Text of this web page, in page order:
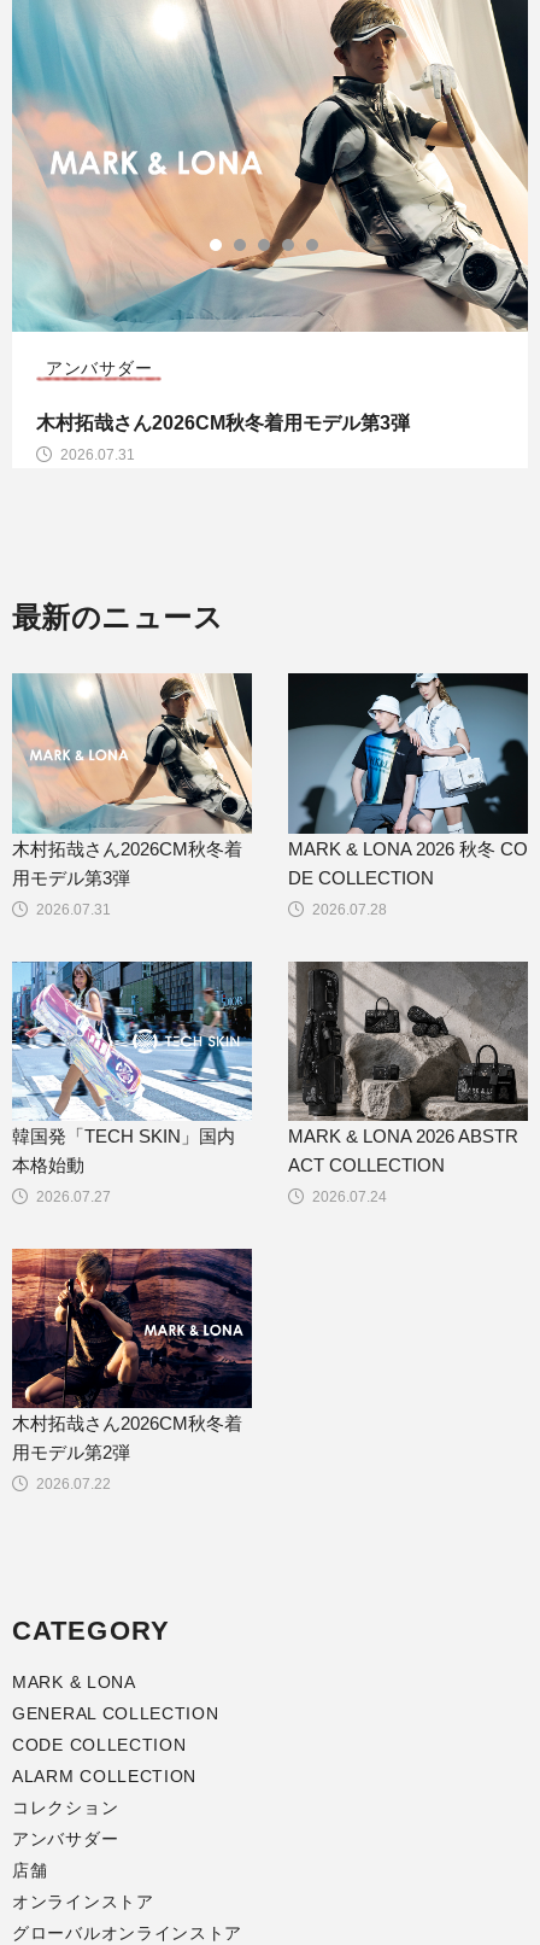
2026.07.28
CODE COLLECTION
MARK & LONA 2026 秋冬 CODE COLLECTION
最新のニュース
2026.07.31
木村拓哉さん2026CM秋冬着
用モデル第3弾
2026.07.28
MARK & LONA 2026 秋冬 CO
DE COLLECTION
2026.07.27
韓国発「TECH SKIN」国内
本格始動
2026.07.24
MARK & LONA 2026 ABSTR
ACT COLLECTION
2026.07.22
木村拓哉さん2026CM秋冬着
用モデル第2弾
CATEGORY
MARK & LONA
GENERAL COLLECTION
CODE COLLECTION
ALARM COLLECTION
コレクション
アンバサダー
店舗
オンラインストア
グローバルオンラインストア